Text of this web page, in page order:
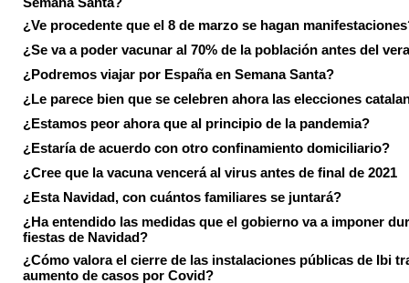
¿Ve procedente que el 8 de marzo se hagan
¿Se va a poder vacunar al 70% de la población antes del
¿Podremos viajar por España en Semana Santa?
¿Le parece bien que se celebren ahora las elecciones
¿Estamos peor ahora que al principio de la pandemia?
¿Estaría de acuerdo con otro confinamiento domiciliario?
¿Cree que la vacuna vencerá al virus antes de final de 2021
¿Esta Navidad, con cuántos familiares se juntará?
¿Ha entendido las medidas que el gobierno va a imponer
fiestas de Navidad?
¿Cómo valora el cierre de las instalaciones públicas de Ibi
aumento de casos por Covid?